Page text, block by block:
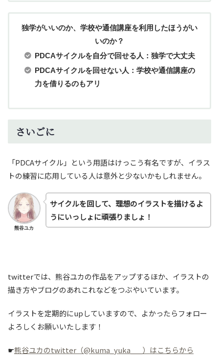
独学がいいのか、学校や通信講座を利用したほうがい
いのか？
PDCAサイクルを自分で回せる人：独学で大丈夫
PDCAサイクルを回せない人：学校や通信講座の
力を借りるのもアリ
さいごに
「PDCAサイクル」という用語はけっこう有名ですが、イラス
トの練習に応用している人は意外と少ないかもしれません。
熊谷ユカ
サイクルを回して、理想のイラストを描けるよ
うにいっしょに頑張りましょ！
twitterでは、熊谷ユカの作品をアップするほか、イラストの
描き方やブログのあれこれなどをつぶやいています。
イラストを定期的にupしていますので、よかったらフォロー
よろしくお願いいたします！
☛熊谷ユカのtwitter（@kuma_yuka___）はこちらから